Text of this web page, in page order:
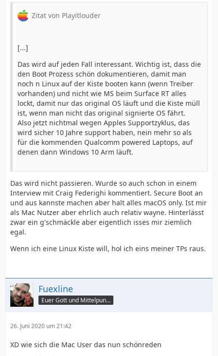
Zitat von Playitlouder
[...]
Das wird auf jeden Fall interessant. Wichtig ist, dass die
den Boot Prozess schön dokumentieren, damit man
noch n Linux auf der Kiste booten kann (wenn Treiber
vorhanden) und nicht wie MS beim Surface RT alles
lockt, damit nur das original OS läuft und die Kiste müll
ist, wenn man nicht das original signierte OS fährt.
Also jetzt nichtmal wegen Apples Supportzyklus, das
wird sicher 10 Jahre support haben, nein mehr so als
für die kommenden Qualcomm powered Laptops, auf
denen dann Windows 10 Arm läuft.
Das wird nicht passieren. Wurde so auch schon in einem
Interview mit Craig Federighi kommentiert. Secure Boot an
und aus kannste machen aber halt alles macOS only. Ist mir
als Mac Nutzer aber ehrlich auch relativ wayne. Hinterlässt
zwar ein g'schmäckle aber eigentlich isses mir ziemlich
egal.
Wenn ich eine Linux Kiste will, hol ich eins meiner TPs raus.
Fuexline
Euer Gott und Mittelpunkt
26. Juni 2020 um 21:42
XD wie sich die Mac User das nun schönreden